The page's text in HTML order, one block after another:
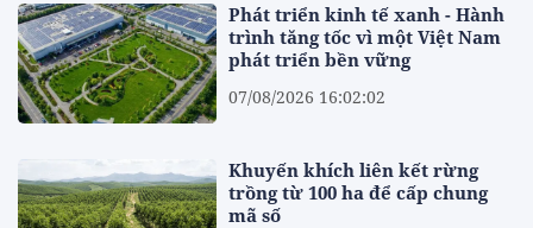
Phát triển kinh tế xanh - Hành
trình tăng tốc vì một Việt Nam
phát triển bền vững
07/08/2026 16:02:02
Khuyến khích liên kết rừng
trồng từ 100 ha để cấp chung
mã số